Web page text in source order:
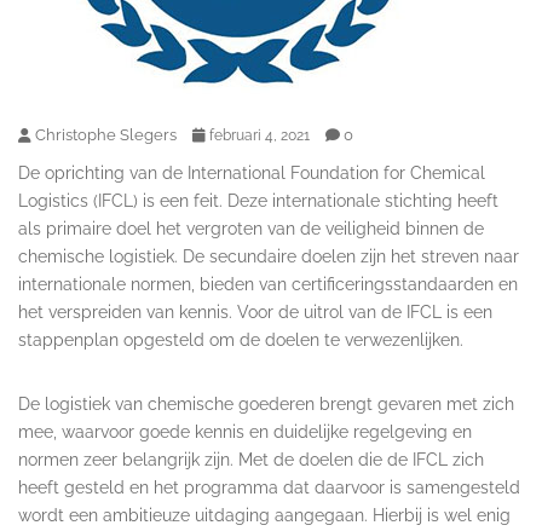
Christophe Slegers februari 4, 2021 0
De oprichting van de International Foundation for Chemical
Logistics (IFCL) is een feit. Deze internationale stichting heeft
als primaire doel het vergroten van de veiligheid binnen de
chemische logistiek. De secundaire doelen zijn het streven naar
internationale normen, bieden van certificeringsstandaarden en
het verspreiden van kennis. Voor de uitrol van de IFCL is een
stappenplan opgesteld om de doelen te verwezenlijken.
De logistiek van chemische goederen brengt gevaren met zich
mee, waarvoor goede kennis en duidelijke regelgeving en
normen zeer belangrijk zijn. Met de doelen die de IFCL zich
heeft gesteld en het programma dat daarvoor is samengesteld
wordt een ambitieuze uitdaging aangegaan. Hierbij is wel enig